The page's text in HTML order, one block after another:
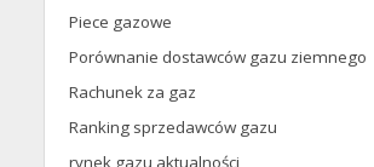
Piece gazowe
Porównanie dostawców gazu ziemnego
Rachunek za gaz
Ranking sprzedawców gazu
rynek gazu aktualności